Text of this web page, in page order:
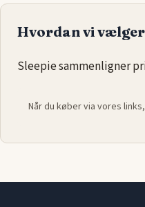
Hvordan vi
Sleepie sammenligner
Når du køber via vores